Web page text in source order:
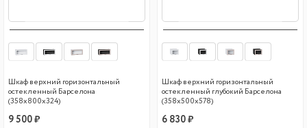
Шкаф верхний горизонтальный
остекленный Барселона
(358х800х324)
9 500 ₽
Шкаф верхний горизонтальный
остекленный глубокий Барселона
(358х500х578)
6 830 ₽